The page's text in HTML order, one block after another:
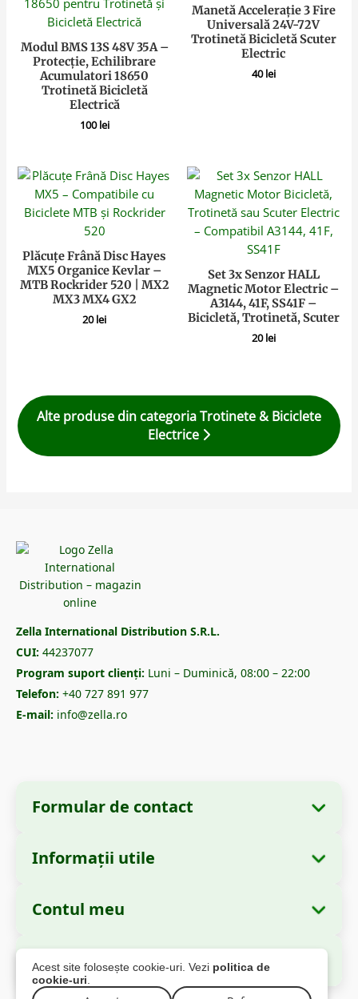
Acest site folosește cookie-uri. Vezi politica de
cookie-uri
Modul BMS 13S 48V 35A –
Protecție, Echilibrare
Acumulatori 18650
Trotinetă Bicicletă
Electrică
100lei
Manetă Accelerație 3 Fire
Universală 24V-72V
Trotinetă Bicicletă Scuter
Electric
40lei
Plăcuțe Frână Disc Hayes
MX5 Organice Kevlar –
MTB Rockrider 520 | MX2
MX3 MX4 GX2
20lei
Set 3x Senzor HALL
Magnetic Motor Electric –
A3144, 41F, SS41F –
Bicicletă, Trotinetă, Scuter
20lei
Alte produse din categoria Trotinete & Biciclete
Electrice
Zella International Distribution S.R.L.
CUI: 44237077
Program suport clienți: Luni – Duminică, 08:00 – 22:00
Telefon: +40 727 891 977
E-mail: info@zella.ro
Formular de contact
Denumire: Zella International Distribution
S.R.L.
Sediu Social:Strada Cuza Vodă nr. 97, Sector
4, București, 040283, România
Informații utile
Metode de plată
Informații livrare
Contul meu
Comenzile mele
Informațiile mele personale
Autorități și Reglementări